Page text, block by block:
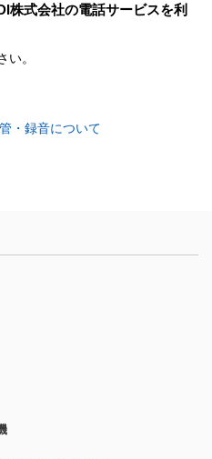
株式会社の電話サービスを利
い。
・録音について